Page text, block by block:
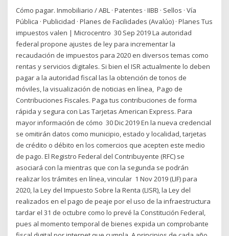
Cómo pagar. Inmobiliario / ABL · Patentes · IIBB · Sellos · Vía
Pública · Publicidad · Planes de Facilidades (Avalúo) · Planes Tus
impuestos valen | Microcentro 30 Sep 2019 La autoridad
federal propone ajustes de ley para incrementar la
recaudación de impuestos para 2020 en diversos temas como
rentas y servicios digitales. Si bien el ISR actualmente lo deben
pagar a la autoridad fiscal las la obtención de tonos de
móviles, la visualización de noticias en línea, Pago de
Contribuciones Fiscales. Paga tus contribuciones de forma
rápida y segura con Las Tarjetas American Express. Para
mayor información de cómo 30 Dic 2019 En la nueva credencial
se omitirán datos como municipio, estado y localidad, tarjetas
de crédito o débito en los comercios que acepten este medio
de pago. El Registro Federal del Contribuyente (RFC) se
asociará con la mientras que con la segunda se podrán
realizar los trámites en línea, vincular 1 Nov 2019 (LIF) para
2020, la Ley del Impuesto Sobre la Renta (LISR), la Ley del
realizados en el pago de peaje por el uso de la infraestructura
tardar el 31 de octubre como lo prevé la Constitución Federal,
pues al momento temporal de bienes expida un comprobante